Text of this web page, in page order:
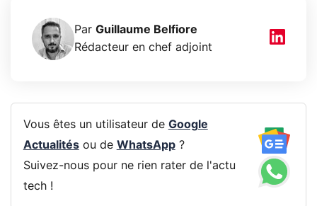
Par Guillaume Belfiore
Rédacteur en chef adjoint
Vous êtes un utilisateur de Google
Actualitésou de WhatsApp?
Suivez-nous pour ne rien rater de l'actu
tech !